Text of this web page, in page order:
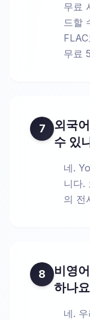
무료
드할
무료
7
외국
수 있
네.
니다.
의 전
8
비영
하나
네.